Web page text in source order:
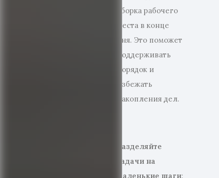
уборка рабочего
места в конце
дня. Это поможет
поддерживать
порядок и
избежать
накопления дел.
Разделяйте
задачи на
маленькие шаги: